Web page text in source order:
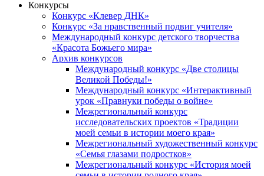
Конкурсы
Конкурс «Клевер ДНК»
Конкурс «За нравственный подвиг учителя»
Международный конкурс детского творчества
«Красота Божьего мира»
Архив конкурсов
Международный конкурс «Две столицы
Великой Победы!»
Международный конкурс «Интерактивный
урок «Правнуки победы о войне»
Межрегиональный конкурс
исследовательских проектов «Традиции
моей семьи в истории моего края»
Межрегиональный художественный конкурс
«Семья глазами подростков»
Межрегиональный конкурс «История моей